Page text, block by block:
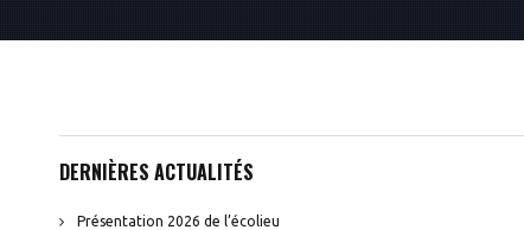
DERNIÈRES ACTUALITÉS
Présentation 2026 de l’écolieu